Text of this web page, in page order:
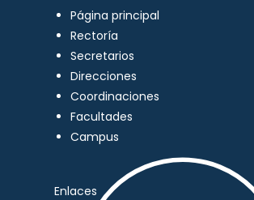
Página principal
Rectoría
Secretarios
Direcciones
Coordinaciones
Facultades
Campus
Enlaces